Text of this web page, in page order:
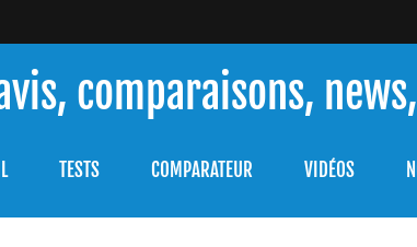
comparaisons,
TESTS COMPARATEUR VIDÉOS